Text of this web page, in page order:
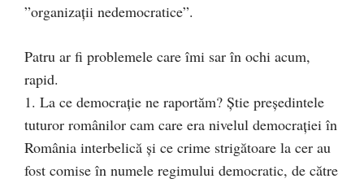
”organizații nedemocratice”.
Patru ar fi problemele care îmi sar în ochi acum,
rapid.
1. La ce democrație ne raportăm? Știe președintele
tuturor românilor cam care era nivelul democrației în
România interbelică și ce crime strigătoare la cer au
fost comise în numele regimului democratic, de către